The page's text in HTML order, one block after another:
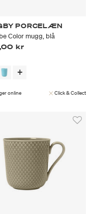
PORCELÆN
Color mugg, blå
kr
online Click & Collect